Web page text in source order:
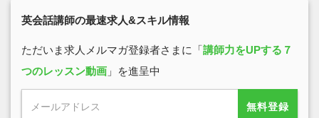
英会話講師の最速求人&スキル情報
ただいま求人メルマガ登録者さまに「講師力をUPする７
つのレッスン動画 」を進呈中
無料登録